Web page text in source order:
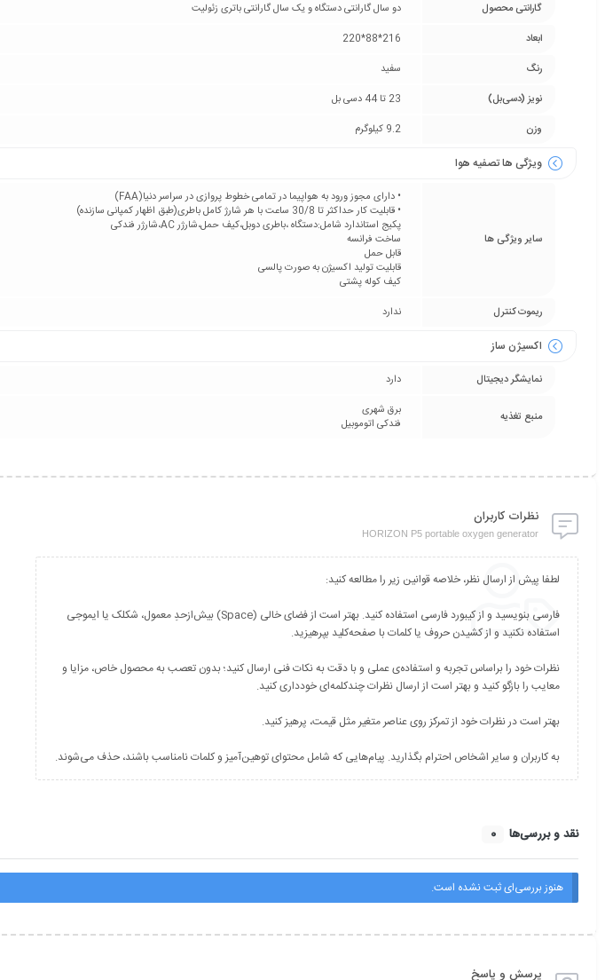
گارانتی محصول
دو سال گارانتی دستگاه و یک سال گارانتی باتری زﯮلیت
ابعاد
216*88*220
رنگ
سفید
نویز (دسی‌بل)
23 تا 44 دسی بل
وزن
9.2 کیلوگرم
ویژگی ها تصفیه هوا
سایر ویژگی ها
• دارای مجوز ورود به هواپیما در تمامی خطوط پروازی در سراسر دنیا(FAA)
• قابلیت کار حداکثر تا 30/8 ساعت با هر شارژ کامل باطری(طبق اظهار کمپانی سازنده)
پکیج استاندارد شامل:دستگاه ،باطری دوبل،کیف حمل،شارژر AC،شارژر فندکی
ساخت فرانسه
قابل حمل
قابلیت تولید اکسیژن به صورت پالسی
کیف کوله پشتی
ریموت کنترل
ندارد
اکسیژن ساز
نمایشگر دیجیتال دارد
منبع تغذیه
برق شهری
فندکی اتوموبیل
نظرات کاربران
HORIZON P5 portable oxygen generator
فارسی بنویسید و از کیبورد فارسی استفاده کنید. بهتر است از فضای خالی (Space) بیش‌از‌حدِ معمول، شکلک یا ایموجی
نظرات خود را براساس تجربه و استفاده‌ی عملی و با دقت به نکات فنی ارسال کنید؛ بدون تعصب به محصول خاص، مزایا و
به کاربران و سایر اشخاص احترام بگذارید. پیام‌هایی که شامل محتوای توهین‌آمیز و کلمات نامناسب باشند، حذف می‌شوند.
نقد و بررسی‌ها 0
هنوز بررسی‌ای ثبت نشده است.
پرسش و پاسخ